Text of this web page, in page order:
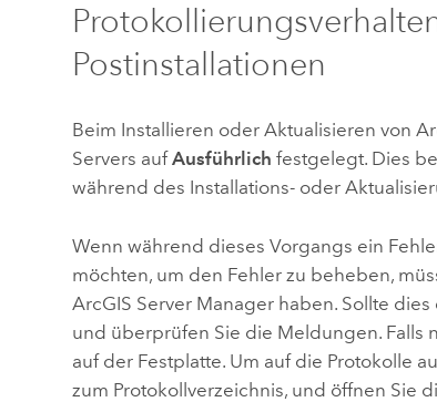
Postinstallationen
Beim Installieren oder Aktualisieren von
Servers aufAusführlich festgelegt. Dies
während des Installations- oder
Wenn während dieses Vorgangs ein
möchten, um den Fehler zu beheben,
ArcGIS Server Manager haben. Sollte
und überprüfen Sie die Meldungen. Falls
auf der Festplatte. Um auf die Protokolle
zum Protokollverzeichnis, und öffnen Sie